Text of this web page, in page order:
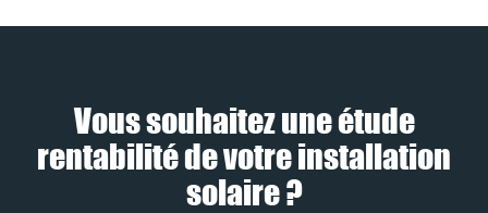
Vous souhaitez une étude
rentabilité de votre installation
solaire ?